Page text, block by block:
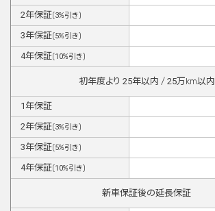
2年保証(3%引き)
3年保証(5%引き)
4年保証(10%引き)
初年度より 25年以内 / 25万km以内
1年保証
2年保証(3%引き)
3年保証(5%引き)
4年保証(10%引き)
新車保証後の延長保証